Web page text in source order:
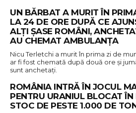
UN BĂRBAT A MURIT ÎN
LA 24 DE ORE DUPĂ CE
ALȚI ȘASE ROMÂNI,
AU CHEMAT AMBULANȚA
Nicu Terletchi a murit în prima zi de
ar fi fost chemată după două ore și
sunt anchetați.
ROMÂNIA INTRĂ ÎN JOCUL
PENTRU URANIUL BLOCAT ÎN
STOC DE PESTE 1.000 DE